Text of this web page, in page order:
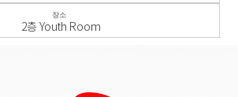
장소
2층 Youth Room